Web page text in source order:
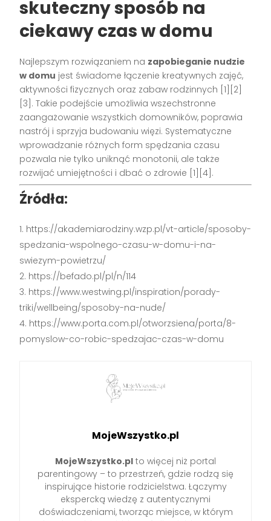
skuteczny sposób na
ciekawy czas w domu
Najlepszym rozwiązaniem na zapobieganie nudzie
w domu jest świadome łączenie kreatywnych zajęć,
aktywności fizycznych oraz zabaw rodzinnych [1][2]
[3] . Takie podejście umożliwia wszechstronne
zaangażowanie wszystkich domowników, poprawia
nastrój i sprzyja budowaniu więzi. Systematyczne
wprowadzanie różnych form spędzania czasu
pozwala nie tylko uniknąć monotonii, ale także
rozwijać umiejętności i dbać o zdrowie [1][4] .
Źródła:
https://akademiarodziny.wzp.pl/vt-article/sposoby-
spedzania-wspolnego-czasu-w-domu-i-na-
swiezym-powietrzu/
https://befado.pl/pl/n/114
https://www.westwing.pl/inspiration/porady-
triki/wellbeing/sposoby-na-nude/
https://www.porta.com.pl/otworzsiena/porta/8-
pomyslow-co-robic-spedzajac-czas-w-domu
MojeWszystko.pl
MojeWszystko.pl to więcej niż portal
parentingowy – to przestrzeń, gdzie rodzą się
inspirujące historie rodzicielstwa. Łączymy
ekspercką wiedzę z autentycznymi
doświadczeniami, tworząc miejsce, w którym